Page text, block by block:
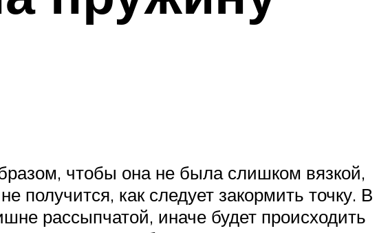
чтобы она не была слишком вязкой,
получится, как следует закормить точку. В
рассыпчатой, иначе будет происходить